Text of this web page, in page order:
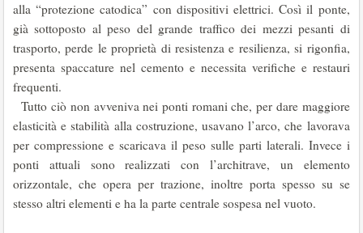
alla “protezione catodica” con dispositivi elettrici. Così il ponte,
già sottoposto al peso del grande traffico dei mezzi pesanti di
trasporto, perde le proprietà di resistenza e resilienza, si rigonfia,
presenta spaccature nel cemento e necessita verifiche e restauri
frequenti.
Tutto ciò non avveniva nei ponti romani che, per dare maggiore
elasticità e stabilità alla costruzione, usavano l’arco, che lavorava
per compressione e scaricava il peso sulle parti laterali. Invece i
ponti attuali sono realizzati con l’architrave, un elemento
orizzontale, che opera per trazione, inoltre porta spesso su se
stesso altri elementi e ha la parte centrale sospesa nel vuoto.